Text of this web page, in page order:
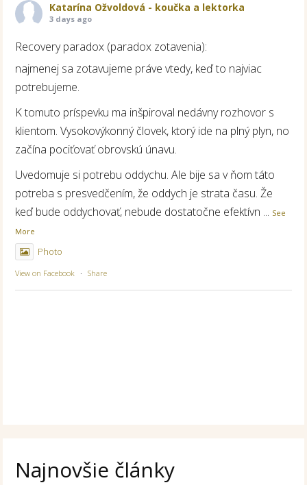
Katarína Ožvoldová - koučka a lektorka
3 days ago
Recovery paradox (paradox zotavenia):
najmenej sa zotavujeme práve vtedy, keď to najviac
potrebujeme.
K tomuto príspevku ma inšpiroval nedávny rozhovor s
klientom. Vysokovýkonný človek, ktorý ide na plný plyn, no
začína pociťovať obrovskú únavu.
Uvedomuje si potrebu oddychu. Ale bije sa v ňom táto
potreba s presvedčením, že oddych je strata času. Že
keď bude oddychovať, nebude dostatočne efektívn ... See
More
Photo
View on Facebook · Share
Najnovšie články